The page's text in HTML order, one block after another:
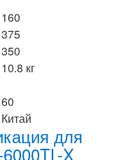
160
375
350
10.8 кг
60
Китай
для
X